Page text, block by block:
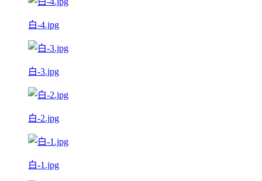
白-4.jpg
白-3.jpg
白-2.jpg
白-1.jpg